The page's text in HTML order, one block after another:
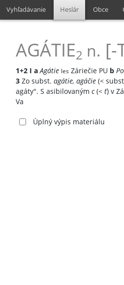
Vyhľadávanie Heslár Obce
AGÁTIE2 n. [-
1+2 I a Agátie les Záriečie PU b
3 Zo subst. agátie, agáčie (<
agáty". S asibilovaným c(< ť) v
Va
Úplný výpis materiálu